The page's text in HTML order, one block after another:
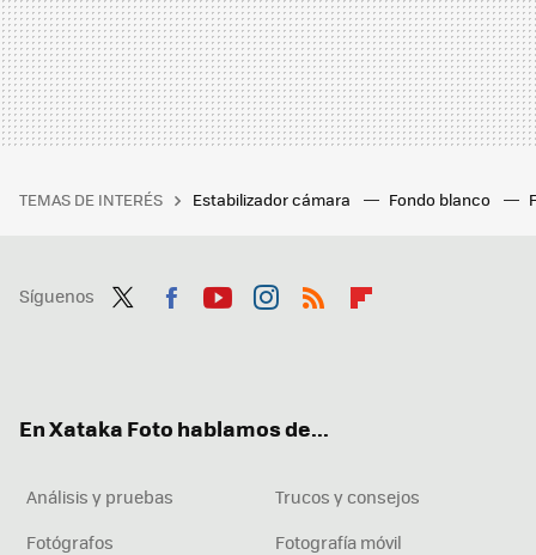
TEMAS DE INTERÉS Estabilizador cámara Fondo blanco
Síguenos
En Xataka Foto hablamos de...
Análisis y pruebas
Trucos y consejos
Fotógrafos
Fotografía móvil